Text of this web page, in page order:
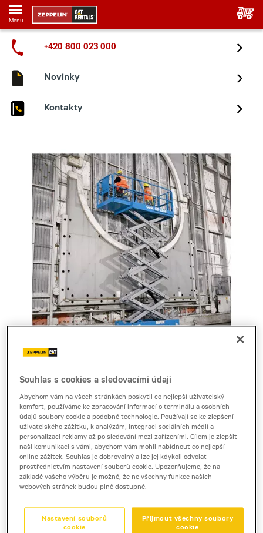
Menu
+420 800 023 000
Novinky
Kontakty
Cena za pronájem
1 - 22 dnů
820 Kč bez DPH
992 Kč s DPH
23 a více dnů
650 Kč bez DPH
786 Kč s DPH
Kauce
Souhlas s cookies a sledovacími údaji
Abychom vám na všech stránkách poskytli co nejlepší uživatelský
komfort, používáme ke zpracování informací o terminálu a osobních
údajů soubory cookie a podobné technologie. Používají se ke zlepšení
uživatelského zážitku, k analýzám, integraci sociálních médií a
personalizaci reklamy až po sledování mezi zařízeními. Cílem je zlepšit
naši komunikaci s vámi, abychom vám mohli nabídnout co nejlepší
online zážitek. Souhlas je dobrovolný a lze jej kdykoli odvolat
prostřednictvím nastavení souborů cookie. Upozorňujeme, že na
základě vašeho výběru je možné, že ne všechny funkce našich
webových stránek budou plně dostupné.
Přijmout všechny soubory
cookie
Nastavení souborů
cookie